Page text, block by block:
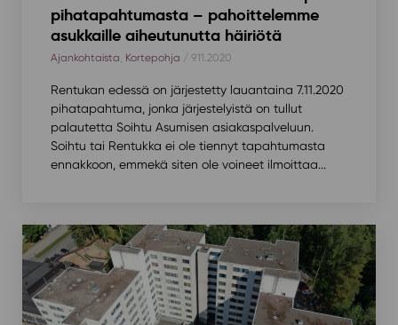
pihatapahtumasta – pahoittelemme
asukkaille aiheutunutta häiriötä
Ajankohtaista, Kortepohja / 9.11.2020
Rentukan edessä on järjestetty lauantaina 7.11.2020
pihatapahtuma, jonka järjestelyistä on tullut
palautetta Soihtu Asumisen asiakaspalveluun.
Soihtu tai Rentukka ei ole tiennyt tapahtumasta
ennakkoon, emmekä siten ole voineet ilmoittaa...